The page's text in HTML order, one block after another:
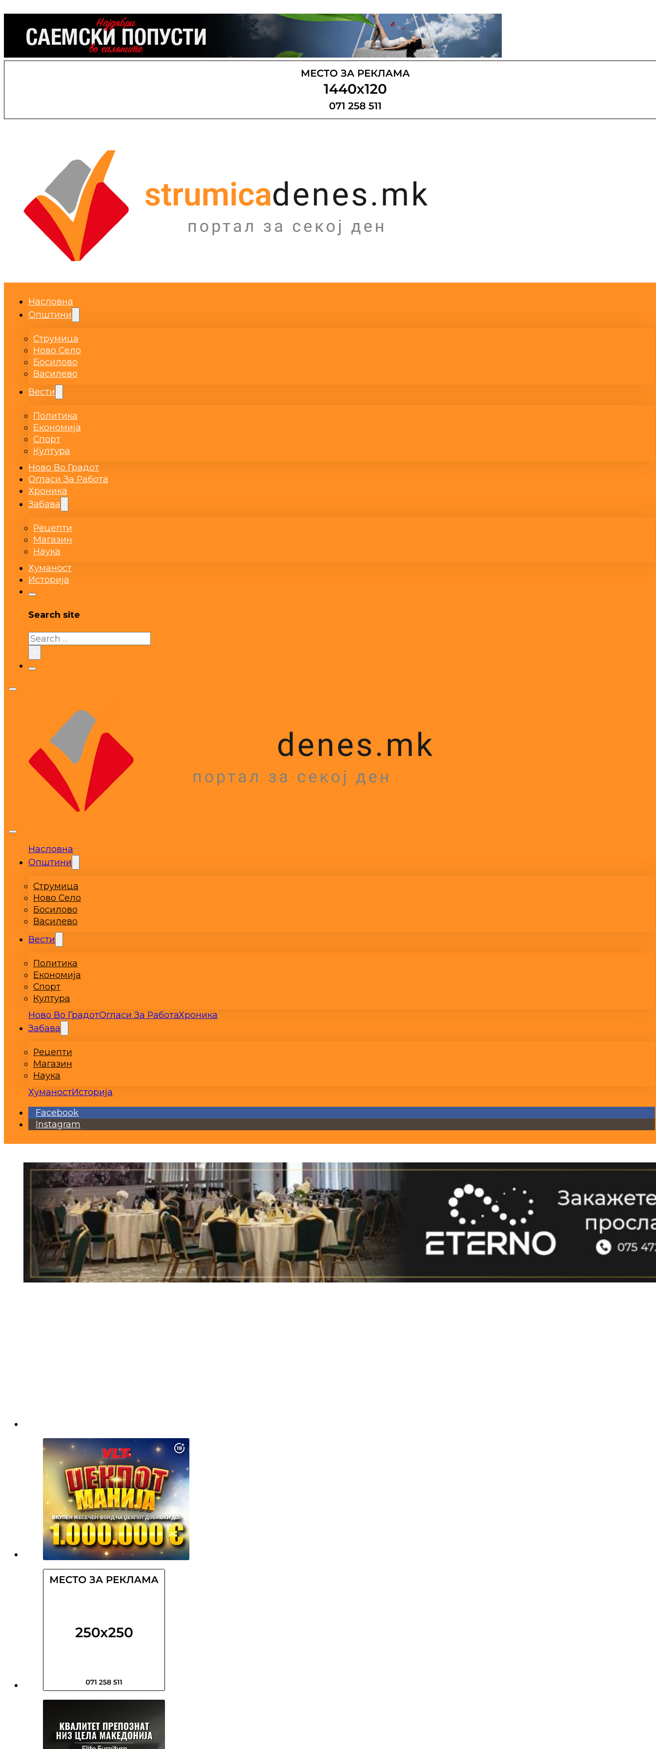
Насловна
Општини
Струмица
Ново Село
Босилово
Василево
Вести
Политика
Економија
Спорт
Култура
Ново Во Градот
Огласи За Работа
Хроника
Забава
Рецепти
Магазин
Наука
Хуманост
Историја
Search site
Search
Насловна
Општини
Струмица
Ново Село
Босилово
Василево
Вести
Политика
Економија
Спорт
Култура
Ново Во ГрадотОгласи За РаботаХроника
Забава
Рецепти
Магазин
Наука
ХуманостИсторија
Facebook
Instagram